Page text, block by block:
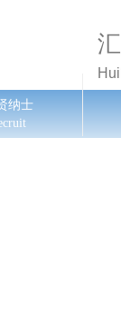
纳士